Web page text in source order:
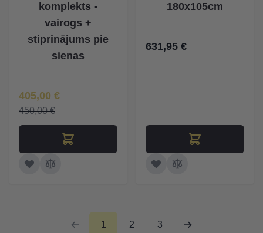
komplekts -
vairogs +
stiprinājums pie
sienas
Īpaša Cena
405,00 €
450,00 €
180x105cm
631,95 €
1 2 3